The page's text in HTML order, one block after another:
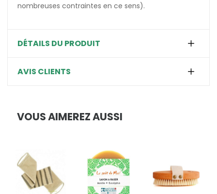
nombreuses contraintes en ce sens).
DÉTAILS DU PRODUIT
AVIS CLIENTS
VOUS AIMEREZ AUSSI